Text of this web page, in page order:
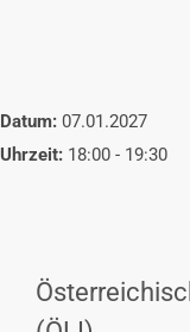
Datum: 07.01.2027
Uhrzeit: 18:00 - 19:30